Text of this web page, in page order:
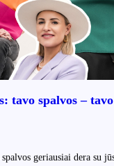
tavo spalvos –
geriausiai dera su